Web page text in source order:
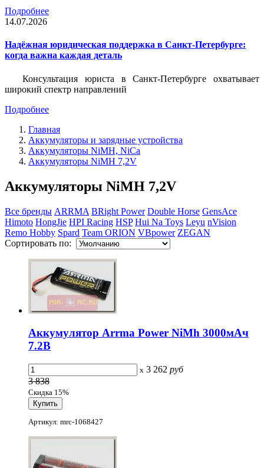
Подробнее
14.07.2026
Надёжная юридическая поддержка в Санкт-Петербурге:
когда важна каждая деталь
Консультация юриста в Санкт-Петербурге охватывает
широкий спектр направлений
Подробнее
Главная
Аккумуляторы и зарядные устройства
Аккумуляторы NiMH, NiCa
Аккумуляторы NiMH 7,2V
Аккумуляторы NiMH 7,2V
Все бренды ARRMA BRight Power Double Horse GensAce
Himoto HongJie HPI Racing HSP Hui Na Toys Leyu nVision
Remo Hobby Spard Team ORION VBpower ZEGAN
Сортировать по:
Аккумулятор Arrma Power NiMh 3000мАч
7.2В
x 3 262 руб
3 838
Скидка 15%
Артикул: mrc-1068427